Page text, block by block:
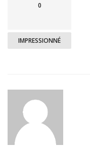
0
IMPRESSIONNÉ